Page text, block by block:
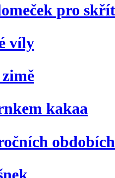
pro
víly
kakaa
obdobích